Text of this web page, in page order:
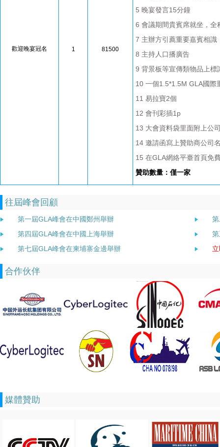
歡迎晚宴冠名 1 81500
5 晚宴發言15分鐘
6 會議期間貴賓席就坐，全
7 主辦方引薦重要嘉賓相識
8 主持人口播廣告
9 背景板等宣傳類物品上標
10 一個1.5*1.5M GLA國際
11 易拉寶2個
12 會刊彩插1p
13 大會資料袋里面附上公
14 邀請函寫上贊助商公司
15 在GLA網絡平臺首頁免
贊助數量：僅一家
往屆峰會回顧
第一屆GLA峰會在中國鄭州舉辦
第四屆GLA峰會在中國上海舉辦
第七屆GLA峰會在柬埔寨金邊舉辦
合作伙伴
媒體贊助